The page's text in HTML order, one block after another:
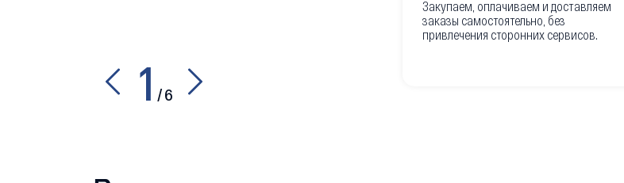
1 /6
Закупаем, оплачиваем и доставляем
заказы самостоятельно, без
привлечения сторонних сервисов.